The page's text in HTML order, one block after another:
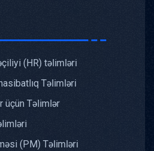
(HR) təlimləri
Təlimləri
üçün Təlimlər
(PM) Təlimləri